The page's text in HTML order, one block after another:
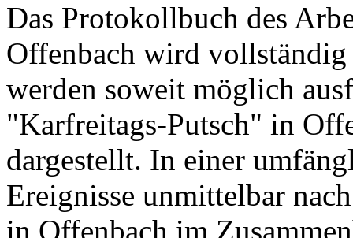
Das Protokollbuch des
Offenbach wird
werden soweit möglich
"Karfreitags-Putsch" in
dargestellt. In einer
Ereignisse unmittelbar
in Offenbach im